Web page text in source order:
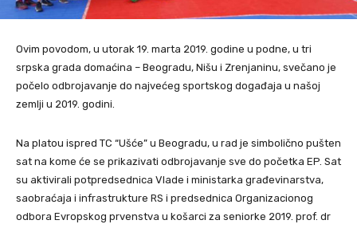
Ovim povodom, u utorak 19. marta 2019. godine u podne, u tri
srpska grada domaćina – Beogradu, Nišu i Zrenjaninu, svečano je
počelo odbrojavanje do najvećeg sportskog događaja u našoj
zemlji u 2019. godini.
Na platou ispred TC “Ušće” u Beogradu, u rad je simbolično pušten
sat na kome će se prikazivati odbrojavanje sve do početka EP. Sat
su aktivirali potpredsednica Vlade i ministarka građevinarstva,
saobraćaja i infrastrukture RS i predsednica Organizacionog
odbora Evropskog prvenstva u košarci za seniorke 2019. prof. dr